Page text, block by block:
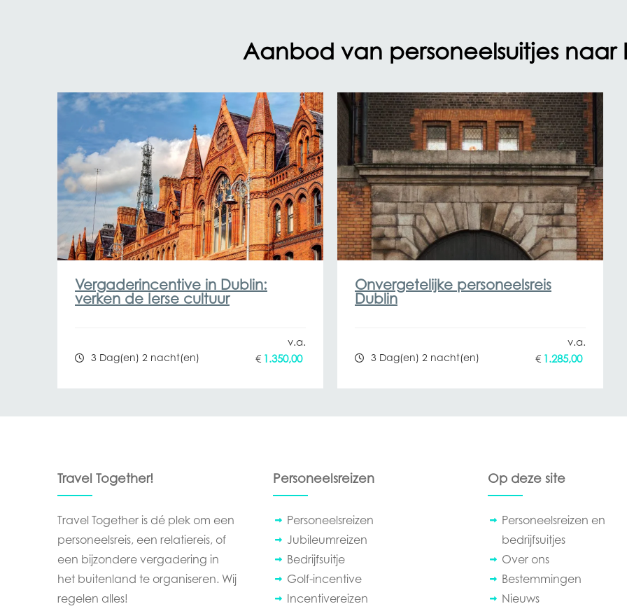
Aanbod van personeelsuitjes naar
Vergaderincentive in Dublin:
verken de Ierse cultuur
€ 1.350,00
3 Dag(en) 2 nacht(en)
Onvergetelijke personeelsreis
Dublin
€ 1.285,00
3 Dag(en) 2 nacht(en)
Travel Together!
Travel Together is dé plek om een
personeelsreis, een relatiereis, of
een bijzondere vergadering in
het buitenland te organiseren. Wij
regelen alles!
Personeelsreizen
Personeelsreizen
Jubileumreizen
Bedrijfsuitje
Golf-incentive
Incentivereizen
Op deze site
Personeelsreizen en
bedrijfsuitjes
Over ons
Bestemmingen
Nieuws